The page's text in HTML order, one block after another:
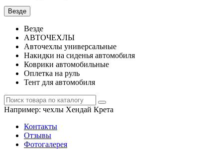
Везде
Везде
АВТОЧЕХЛЫ
Авточехлы универсальные
Накидки на сиденья автомобиля
Коврики автомобильные
Оплетка на руль
Тент для автомобиля
Например: чехлы Хендай Крета
Контакты
Отзывы
Фотогалерея